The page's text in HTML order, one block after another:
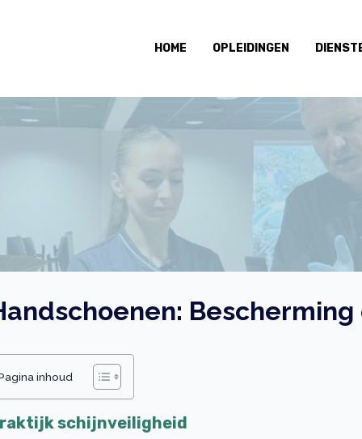
HOME OPLEIDINGEN
inhoud
schijnveiligheid